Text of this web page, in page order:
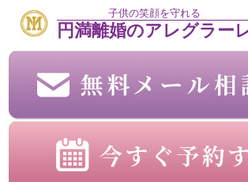
子供の笑顔を守れる
円満離婚のアレグラー